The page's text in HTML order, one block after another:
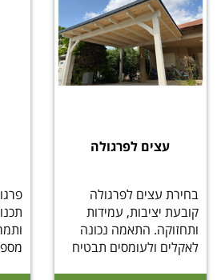
עצים לפרגולה
בחירת עצים לפרגולה
קובעת יציבות, עמידות
ותחזוקה. התאמה נכונה
לאקלים ולעומסים תבטיח